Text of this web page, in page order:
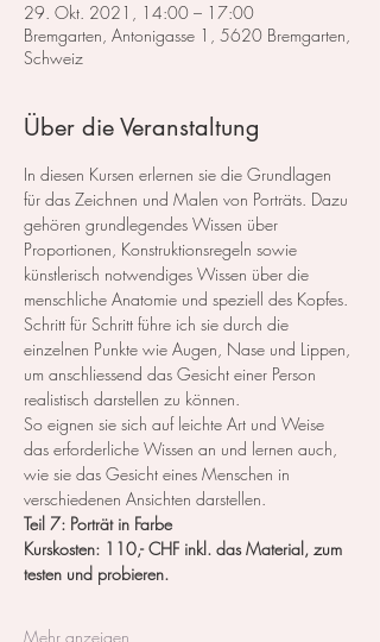
29. Okt. 2021, 14:00 – 17:00
Bremgarten, Antonigasse 1, 5620 Bremgarten,
Schweiz
Über die Veranstaltung
In diesen Kursen erlernen sie die Grundlagen
für das Zeichnen und Malen von Porträts. Dazu
gehören grundlegendes Wissen über
Proportionen, Konstruktionsregeln sowie
künstlerisch notwendiges Wissen über die
menschliche Anatomie und speziell des Kopfes.
Schritt für Schritt führe ich sie durch die
einzelnen Punkte wie Augen, Nase und Lippen,
um anschliessend das Gesicht einer Person
realistisch darstellen zu können.
So eignen sie sich auf leichte Art und Weise
das erforderliche Wissen an und lernen auch,
wie sie das Gesicht eines Menschen in
verschiedenen Ansichten darstellen.
Teil 7: Porträt in Farbe
Kurskosten: 110,- CHF inkl. das Material, zum
testen und probieren.
Mehr anzeigen